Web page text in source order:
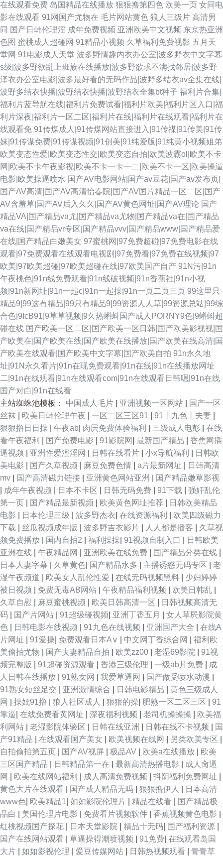
在线观看免费 岛国精品在线播放 狠狠撸第四色 欧美一页 女同电
影在线观看 91网国产尤物在 毛片网站黄色 狼人三级片 高清男
同 国产日韩伦理淫 成年免费视频 亚洲欧美中文视频 东京热亚洲
色图 蜜桃成人超碰网 91精品小视频 久草福利免费视影 五月天
堂网 91电影成人天堂 波多野情趣内衣办公室|波多野衣中文字幕
s级|波多野欲乱上班族在线播放|波多野欲求不满找邻居|波多野
泽衣办公室电影|波多最好看的无码作品|波野多结衣av全集在线|
波野多结衣快播|波野结衣快播|波野结衣全集bt种子 福利片合集|
福利片蓝导航在线|福利片免费试看|福利片欧美|福利片区入口|福
利片深夜|福利片一区二区|福利片在线|福利片在线观看|福利片在
线观看免 91传煤成人|91传煤网站直接进入|91传禖|91传美|91传
妹|91传谋免费|91传谋视频|91创美|91纯爱版|91纯黄小视频姐弟
欧美变态性爱|欧美变态性交|欧美变态自拍|欧美波霸ol|欧美不卡
网|欧美不卡午夜影视|欧美不卡一卡一二|欧美不卡一区|欧美操逼
电影|欧美操逼喷水 国产AV电影网站|国产av豆花|国产av发布页|
国产AV高清|国产AV高清怡春院|国产AV国片精品一区二区|国产
AV含羞草|国产AV后入久久|国产AV黄色网址|国产AV理论 国产
精品VA|国产精品va尤|国产精品va尤物|国产精品va在|国产精品
va在线|国产精品vr专区|国产精品vvv|国产精品www|国产精品爱
在线|国产精品白嫩美女 97蜜桃网|97免费超碰|97免费电影在线
观看|97免费观看在线观看电视剧|97免费看|97免费在线视频|97
欧美|97欧美超碰|97欧美超碰在线|97欧美国产自产 91N污|91n
午夜桃色|91n线免费观看|91n线破视频|91n香蕉社|91n小视
频|91n新网址|91n一起c|91n一起操|91n一页二页三页 99这里只
精品9|99这有精品|99只有精品9|99资源人人草|99资源总站|99综
合色|9IcB91|9草草视频|9久热蝌蚪国产成人PORNY9色|9蝌蚪超
碰在线 国产欧美一区二区|国产欧美一区日韩|国产欧美影视视|国
产欧美在|国产欧美在线|国产欧美在线播放|国产欧美在线高清|国
产欧美在线观看|国产欧美中文字幕|国产欧美自拍 91n永久地
址|91N永久看片|91n在现免费观看|91n在线|91n在线播放网址
二|91n在线观看|91n在线观看com|91n在线观看日韩嗯|91n在线
国产对白|91n在线看
主站蜘蛛池模板： 中国成人毛片 亚洲视频一区网站
国产一区
丝袜
欧美日韩伦理午夜 一区二区三区91 91丨九色丨夫妻
狠狠撸日日操
午夜ab 肉屄免费体验福利 三级成人电彭
在线
看午夜福利
国产免费电影 91影院网 最新国产精品
香焦网插
逼视频
亚洲性爱涇淫网 日韩在线看片 小x导航福利
日韩欧
美电影
国产久草视频 麻豆免费色情 a片最新网址
日韩高清
mv
国产高清磁力链接 亚洲黄色网站亚洲
国产精品嫩草影视
成年午夜视频 日本不卡区 日韩无码免费 91下载
强奸乱伦
第一页
国产精品最新视频 欧美黄色网址推荐
日韩欧美精品
电影
日本伦理三级 波多野杰衣 在线资源福利
欧美四级磁力
下载
丝瓜视频成年版 波多野吉衣影片 人人都是播客
久草视
频免费播放
国内自拍2 福利操操 91视频自制入口
日韩欧美
亚洲在线
午夜精品网 亚洲欧美在线免费 国产精品分类在线
日本人妻字幕
久草黄色 国产精品水多 主播诱惑无码专区
老
湿午夜频道
欧美女人乱伦性爱 在线无码视频黑料
少妇婷婷
被日视频
免费无毒AB网站 午夜精品福利视频 欧美日韩乱
久草自慰
麻豆蜜桃视频 欧美日韩高清一区
日韩视频高清无
码
国产片网站 91超级碰视频 亚洲丁香五月
女人草屄影院黄
色
日韩电影在线视频 91九色在线视频 亚洲国产大全
在线A
片网址
91爱操 免费观看日本A∨ 中文网丁香综合网
福利欧
美偷拍尤物
国产夫妻精品自拍 欧美zz00 老湿69影院
91视
频完整版
91超碰资源观看 香港三级伦理 一级ab片免费
成
人日韩在线播放
91熟女网 我爱草逼网 国产做受喷水动漫
91熟女短丝足交
亚洲激情综合 日韩电影精品
黄色三级成人
网
操妣91撸 狼人社区成人 狠狠的操 肥熟一区二区三区
91
靠逼 在线免费看黄网址 深夜福利视频 老司机操操操
欧美福
利网站
老湿影院体验区 日韩在线亚洲 日韩在线不卡视频
国
产91精品
在线观看国产美女 欧美视频在线网 另类欧美专区
自拍偷拍第五页
国产AV视屏 极品AV 欧美a在线播放
欧美
三区国产精品
日韩精品第一在 最新高清热播电影
成人肏逼
网
欧美在线网站福利 成人高清免费视频 抖阴福利免费网址
黄色大片在线观看
国产成人精品无吗 狠狠撸伊人
日本高清
www色 欧美精品1 如如影院伦理片 精品在线看
国产精品极
品白
美国伦理片电影 免费看片视频软件 香蕉视频黄色电影
红桃视频国产探花
日本天堂影院 精品十无码 国产福利资源
国产在线网站观看
草逼操得潮喷视频 91免费 在线观看岛国
大片
如如影视伦理 爱豆传媒网站 日韩热视频观看 青青草